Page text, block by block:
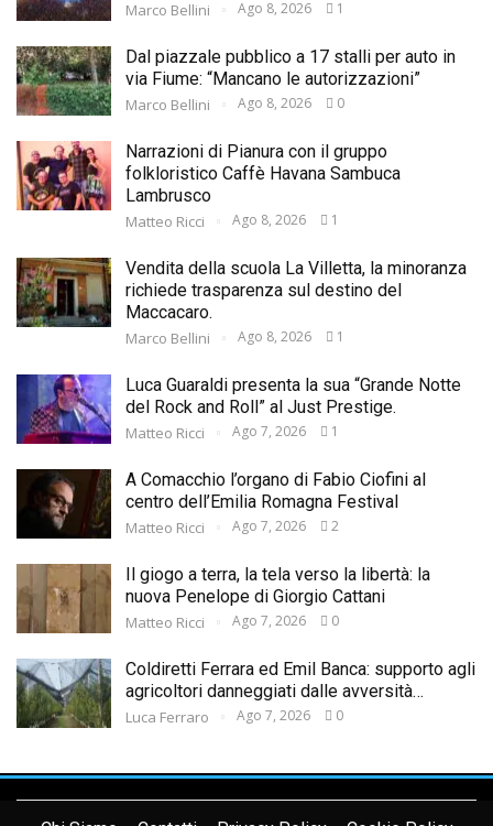
Marco Bellini Ago 8, 2026 1
Dal piazzale pubblico a 17 stalli per auto in
via Fiume: “Mancano le autorizzazioni”
Marco Bellini Ago 8, 2026 0
Narrazioni di Pianura con il gruppo
folkloristico Caffè Havana Sambuca
Lambrusco
Matteo Ricci Ago 8, 2026 1
Vendita della scuola La Villetta, la minoranza
richiede trasparenza sul destino del
Maccacaro.
Marco Bellini Ago 8, 2026 1
Luca Guaraldi presenta la sua “Grande Notte
del Rock and Roll” al Just Prestige.
Matteo Ricci Ago 7, 2026 1
A Comacchio l’organo di Fabio Ciofini al
centro dell’Emilia Romagna Festival
Matteo Ricci Ago 7, 2026 2
Il giogo a terra, la tela verso la libertà: la
nuova Penelope di Giorgio Cattani
Matteo Ricci Ago 7, 2026 0
Coldiretti Ferrara ed Emil Banca: supporto agli
agricoltori danneggiati dalle avversità…
Luca Ferraro Ago 7, 2026 0